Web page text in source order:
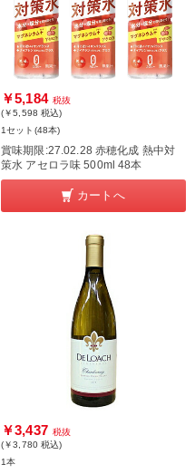
￥5,184 税抜
(￥5,598 税込)
1セット(48本)
賞味期限:27.02.28 赤穂化成 熱中対
策水 アセロラ味 500ml 48本
カートへ
￥3,437 税抜
(￥3,780 税込)
1本